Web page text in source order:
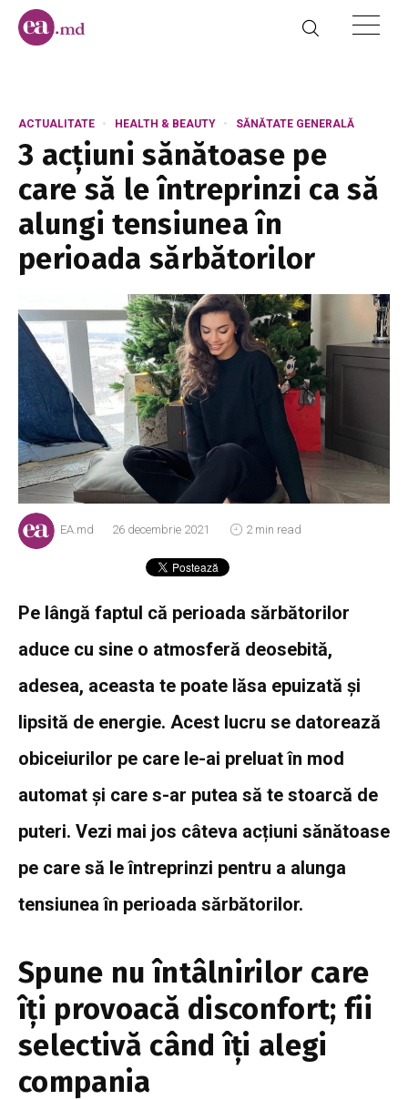
ACTUALITATE HEALTH & BEAUTY SĂNĂTATE GENERALĂ
3 acțiuni sănătoase pe
care să le întreprinzi ca să
alungi tensiunea în
perioada sărbătorilor
EA.md 26 decembrie 2021 2 min read
Pe lângă faptul că perioada sărbătorilor
aduce cu sine o atmosferă deosebită,
adesea, aceasta te poate lăsa epuizată și
lipsită de energie. Acest lucru se datorează
obiceiurilor pe care le-ai preluat în mod
automat și care s-ar putea să te stoarcă de
puteri. Vezi mai jos câteva acțiuni sănătoase
pe care să le întreprinzi pentru a alunga
tensiunea în perioada sărbătorilor.
Spune nuîntâlnirilor care
îți provoacă disconfort; fii
selectivă când îți alegi
compania